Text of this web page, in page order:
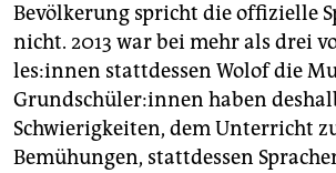
Bevölkerung spricht die offizielle
nicht. 2013 war bei mehr als drei
le­s:in­nen stattdessen Wolof die
Grund­schü­le­r:in­nen haben
Schwierigkeiten, dem Unterricht
Bemühungen, stattdessen